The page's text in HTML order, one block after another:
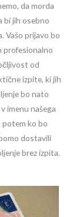
da morda
bi jih osebno
Vašo prijavo bo
profesionalno
od
izpite, ki jih
bo nato
imenu našega
potem ko bo
dostavili
brez izpita.